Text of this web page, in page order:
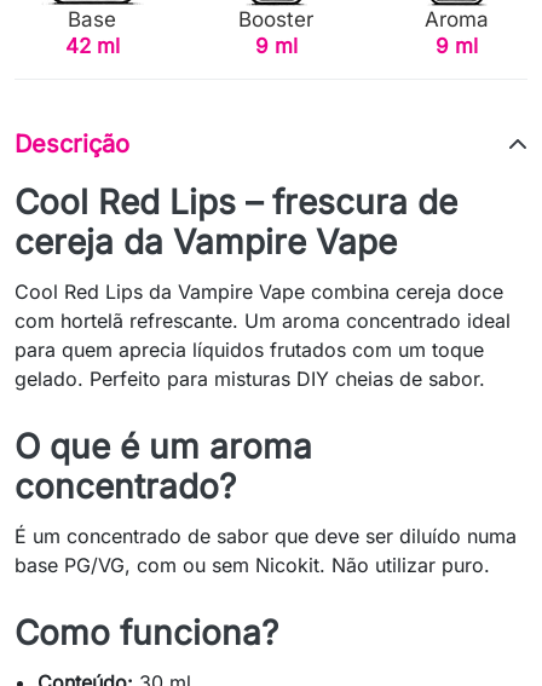
Base
42 ml
Booster
9 ml
Aroma
9 ml
Descrição
Cool Red Lips – frescura de
cereja da Vampire Vape
Cool Red Lips da Vampire Vape combina cereja doce
com hortelã refrescante. Um aroma concentrado ideal
para quem aprecia líquidos frutados com um toque
gelado. Perfeito para misturas DIY cheias de sabor.
O que é um aroma
concentrado?
É um concentrado de sabor que deve ser diluído numa
base PG/VG, com ou sem Nicokit. Não utilizar puro.
Como funciona?